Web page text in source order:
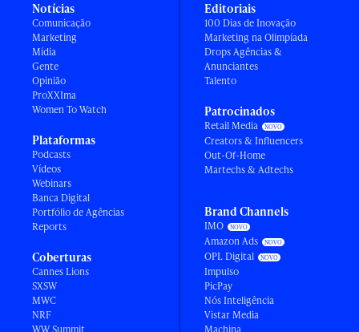
Notícias
Comunicação
Marketing
Mídia
Gente
Opinião
ProXXIma
Women To Watch
Plataformas
Podcasts
Vídeos
Webinars
Banca Digital
Portfólio de Agências
Reports
Coberturas
Cannes Lions
SXSW
MWC
NRF
WW Summit
Editoriais
100 Dias de Inovação
Marketing na Olimpíada
Drops Agências &
Anunciantes
Talento
Patrocinados
Retail Media
Creators & Influencers
Out-Of-Home
Martechs & Adtechs
Brand Channels
IMO
Amazon Ads
OPL Digital
Impulso
PicPay
Nós Inteligência
Vistar Media
Machina